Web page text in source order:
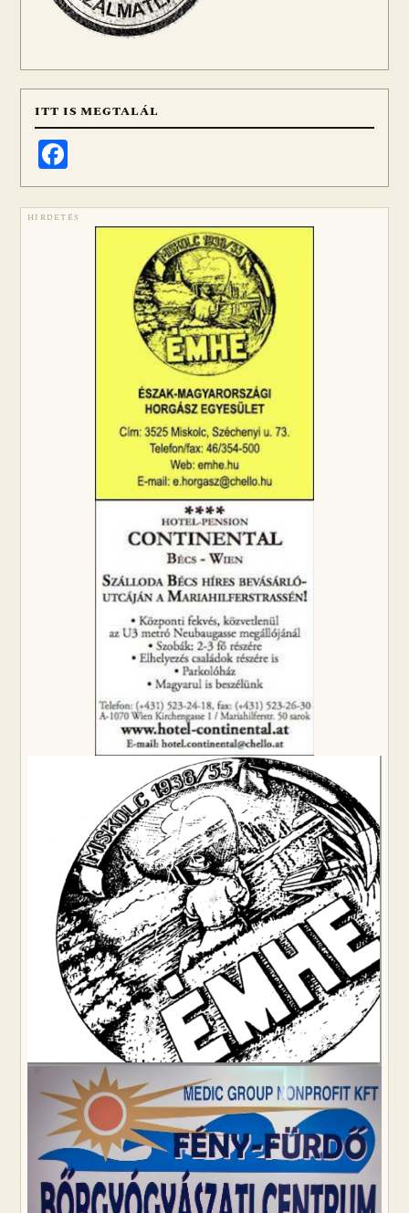
ITT IS MEGTALÁL
HIRDETÉS